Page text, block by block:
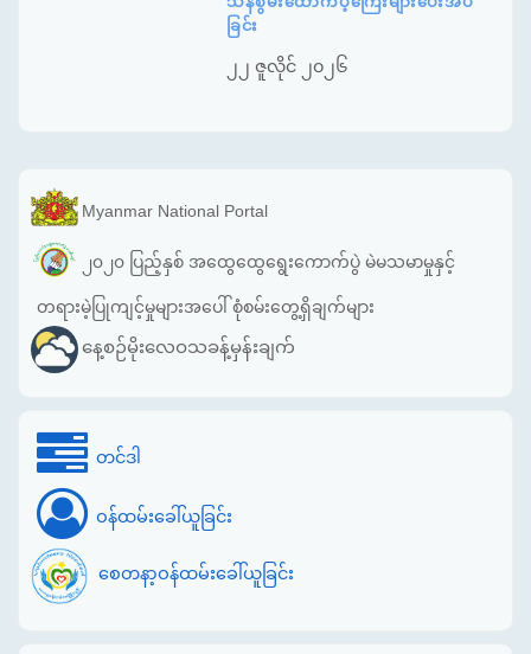
ခြင်း
၂၂ ဇူလိုင် ၂၀၂၆
Myanmar National Portal
၂၀၂၀ ပြည့်နှစ် အထွေထွေရွေးကောက်ပွဲ မဲမသမာမှုနှင့်
တရားမဲ့ပြုကျင့်မှုများအပေါ် စုံစမ်းတွေ့ရှိချက်များ
နေ့စဉ်မိုးလေဝသခန့်မှန်းချက်
တင်ဒါ
ဝန်ထမ်းခေါ်ယူခြင်း
စေတနာ့ဝန်ထမ်းခေါ်ယူခြင်း